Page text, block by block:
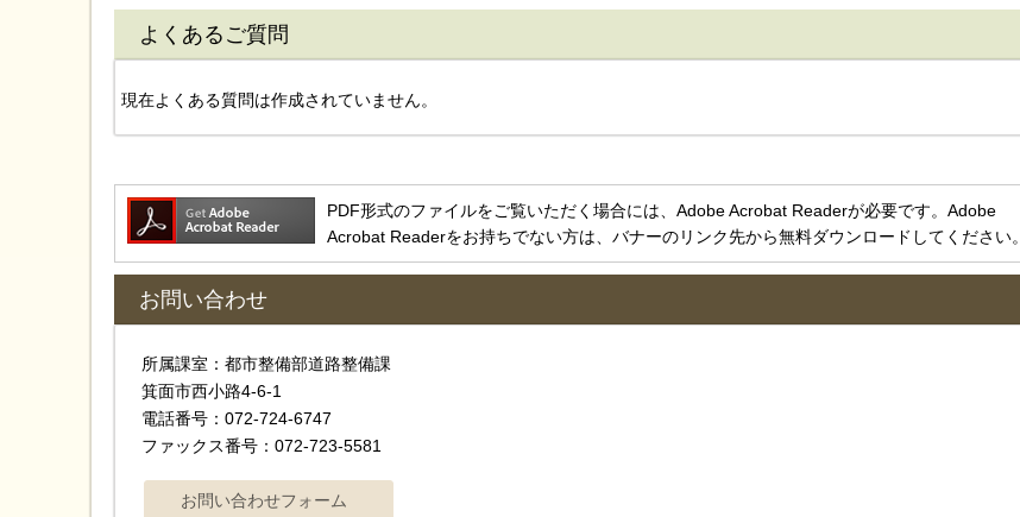
よくあるご質問
現在よくある質問は作成されていません。
PDF形式のファイルをご覧いただく場合には、Adobe Acrobat Readerが必要です。Adobe
Acrobat Readerをお持ちでない方は、バナーのリンク先から無料ダウンロードしてください。
お問い合わせ
所属課室：都市整備部道路整備課
箕面市西小路4-6-1
電話番号：072-724-6747
ファックス番号：072-723-5581